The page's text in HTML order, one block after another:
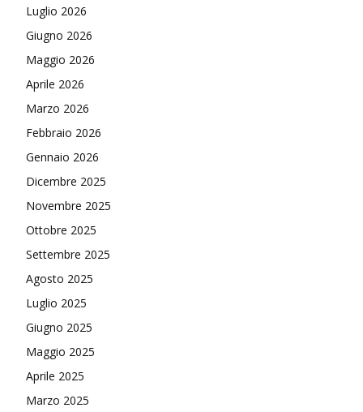
Luglio 2026
Giugno 2026
Maggio 2026
Aprile 2026
Marzo 2026
Febbraio 2026
Gennaio 2026
Dicembre 2025
Novembre 2025
Ottobre 2025
Settembre 2025
Agosto 2025
Luglio 2025
Giugno 2025
Maggio 2025
Aprile 2025
Marzo 2025